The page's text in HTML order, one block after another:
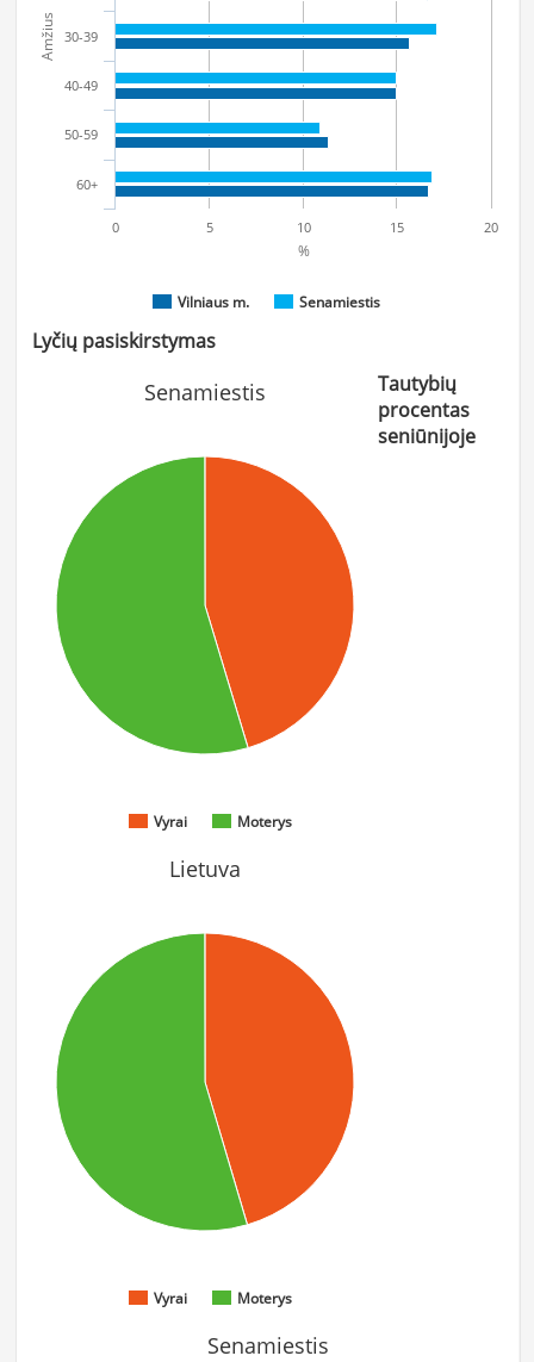
Amžius
%
Vilniaus m. Senamiestis
30-39
40-49
50-59
60+
0 5 10 15 20
Lyčių pasiskirstymas
Senamiestis
Vyrai Moterys
Lietuva
Vyrai Moterys
Tautybių
procentas
seniūnijoje
Senamiestis